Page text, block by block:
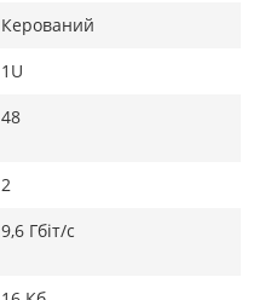
Керований
1U
48
2
9,6 Гбіт/с